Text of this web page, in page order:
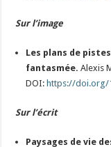
Sur l’image
Les plans de
fantasmée. Alexis
DOI: https://doi.org/
Sur l’écrit
Paysages de vie